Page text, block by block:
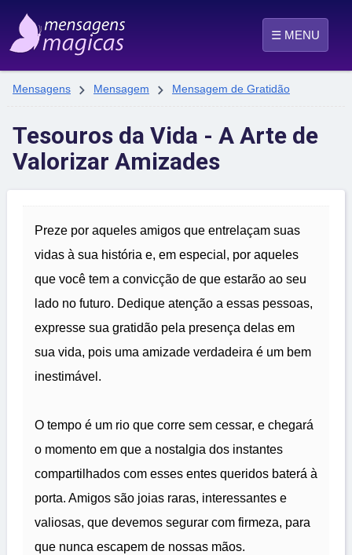
☰ MENU
Mensagens  Mensagem  Mensagem de Gratidão
Tesouros da Vida - A Arte de
Valorizar Amizades
Preze por aqueles amigos que entrelaçam suas
vidas à sua história e, em especial, por aqueles
que você tem a convicção de que estarão ao seu
lado no futuro. Dedique atenção a essas pessoas,
expresse sua gratidão pela presença delas em
sua vida, pois uma amizade verdadeira é um bem
inestimável.
O tempo é um rio que corre sem cessar, e chegará
o momento em que a nostalgia dos instantes
compartilhados com esses entes queridos baterá à
porta. Amigos são joias raras, interessantes e
valiosas, que devemos segurar com firmeza, para
que nunca escapem de nossas mãos.